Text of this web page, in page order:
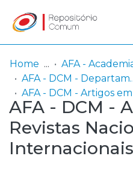
Communities
& Collections
Browse repository
Log
In
(current)
Home
AFA - DCM -
AFA - DCM -
Revistas
Internacionais